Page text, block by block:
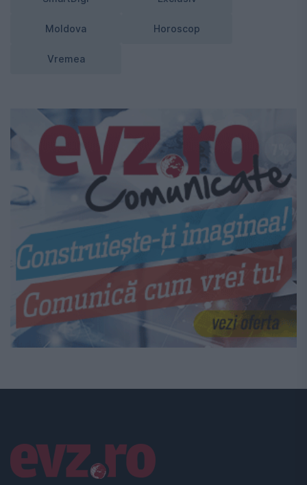
Moldova Horoscop
Vremea
Linkuri utile